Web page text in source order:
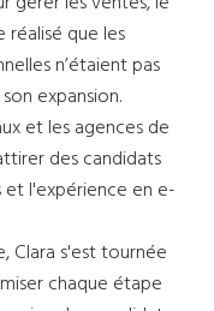
que les
n’étaient pas
expansion.
et les agences de
des candidats
l'expérience en e-
Clara s'est tournée
chaque étape